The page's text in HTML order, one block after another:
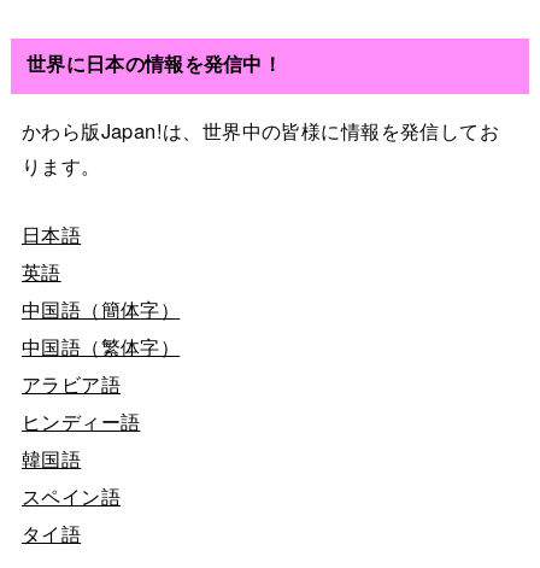
世界に日本の情報を発信中！
かわら版Japan!は、世界中の皆様に情報を発信してお
ります。
日本語
英語
中国語（簡体字）
中国語（繁体字）
アラビア語
ヒンディー語
韓国語
スペイン語
タイ語